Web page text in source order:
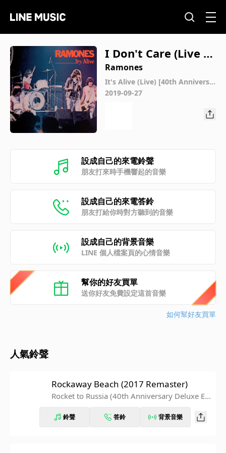
I Don't Care (Live at
Rainbow Theatre, L
ondon, 12/31/77) [2
019 Remaster]
Ramones
It's Alive (Live) [40th Anniversa
ry Deluxe Edition]
2019-09-27
設成自己的來電鈴聲
朋友打來時手機響起的音樂
設成自己的來電答鈴
朋友打給你時對方聽到的音樂
設成自己的背景音樂
LINE 個人檔案頁的心情音樂
幫你的好友買單
送你好友免費設定這首音樂
如何幫好友買單
人氣鈴聲
Rockaway Beach (2017 Remaster)
Rocket to Russia (40th Anniversary Deluxe Ed
鈴聲 答鈴 背景音樂